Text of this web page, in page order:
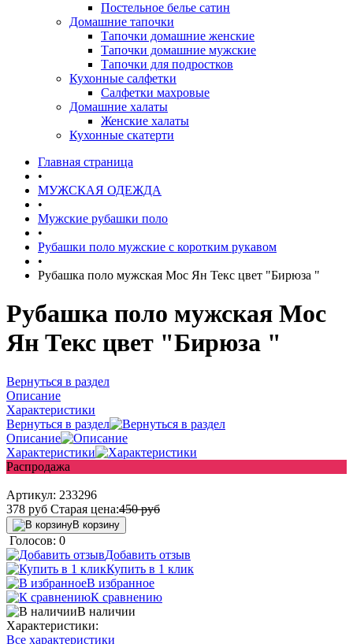
Постельное белье сатин
Домашние тапочки
Тапочки домашние женские
Тапочки домашние мужские
Тапочки для подростков
Кухонные салфетки
Салфетки махровые
Домашние халаты
Женские халаты
Кухонные скатерти
Главная страница
•
МУЖСКАЯ ОДЕЖДА
•
Мужские рубашки поло
•
Рубашки поло мужские с коротким рукавом
•
Рубашка поло мужская Мос Ян Текс цвет "Бирюза "
Рубашка поло мужская Мос
Ян Текс цвет "Бирюза "
Вернуться в раздел
Описание
Характеристики
Вернуться в раздел
Описание
Характеристики
Распродажа
Артикул: 233296
378 руб Старая цена:450руб
В корзину
Голосов: 0
Добавить отзыв
Купить в 1 клик
В избранное
К сравнению
В наличии
Характеристики:
Все характеристики